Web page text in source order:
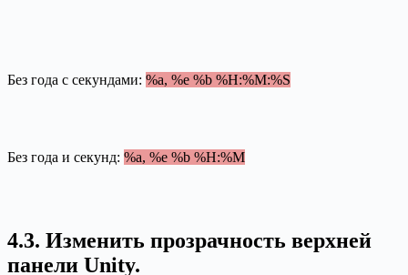
Без года с секундами: %a, %e %b %H:%M:%S
Без года и секунд: %a, %e %b %H:%M
4.3. Изменить прозрачность верхней
панели Unity.